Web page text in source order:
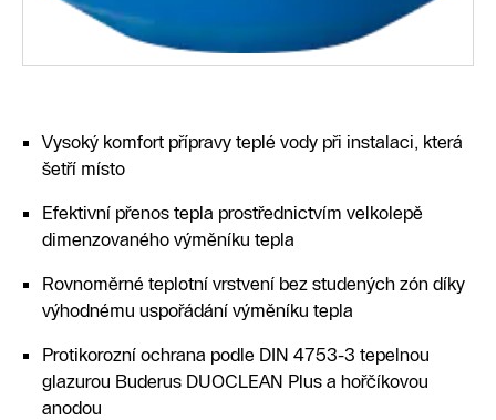
Vysoký komfort přípravy teplé vody při instalaci, která
šetří místo
Efektivní přenos tepla prostřednictvím velkolepě
dimenzovaného výměníku tepla
Rovnoměrné teplotní vrstvení bez studených zón díky
výhodnému uspořádání výměníku tepla
Protikorozní ochrana podle DIN 4753-3 tepelnou
glazurou Buderus DUOCLEAN Plus a hořčíkovou
anodou